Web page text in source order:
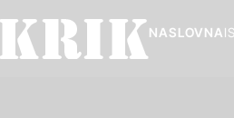
NASLOVNA